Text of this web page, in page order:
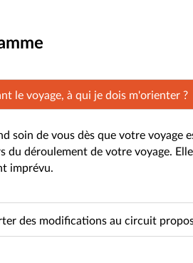
le voyage, à qui je dois m'orienter ?
soin de vous dès que votre voyage
du déroulement de votre voyage.
imprévu.
des modifications au circuit